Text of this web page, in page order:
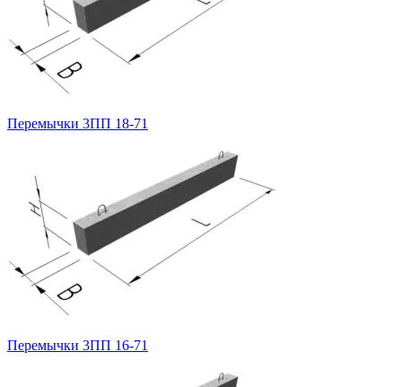
Перемычки 3ПП 18-71
Перемычки 3ПП 16-71